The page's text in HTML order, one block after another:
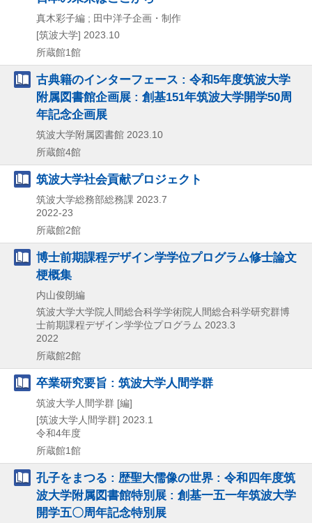
真木彩子編 ; 田中洋子企画・制作
[筑波大学] 2023.10
所蔵館1館
古典籍のインターフェース : 令和5年度筑波大学
附属図書館企画展 : 創基151年筑波大学開学50周
年記念企画展
筑波大学附属図書館 2023.10
所蔵館4館
筑波大学社会貢献プロジェクト
筑波大学総務部総務課 2023.7
2022-23
所蔵館2館
博士前期課程デザイン学学位プログラム修士論文
梗概集
内山俊朗編
筑波大学大学院人間総合科学学術院人間総合科学研究群博
士前期課程デザイン学学位プログラム 2023.3
2022
所蔵館2館
卒業研究要旨 : 筑波大学人間学群
筑波大学人間学群 [編]
[筑波大学人間学群] 2023.1
令和4年度
所蔵館1館
孔子をまつる : 歴聖大儒像の世界 : 令和四年度筑
波大学附属図書館特別展 : 創基一五一年筑波大学
開学五〇周年記念特別展